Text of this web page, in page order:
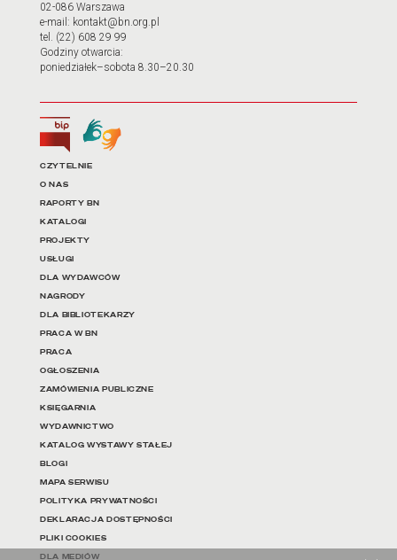
02-086 Warszawa
e-mail: kontakt@bn.org.pl
tel. (22) 608 29 99
Godziny otwarcia:
poniedziałek–sobota 8.30–20.30
Biuletyn Informacji Publicznej
Tłumacz języka migowego
Linki do najważniejszych
CZYTELNIE
O NAS
RAPORTY BN
KATALOGI
PROJEKTY
USŁUGI
DLA WYDAWCÓW
NAGRODY
DLA BIBLIOTEKARZY
PRACA W BN
PRACA
OGŁOSZENIA
ZAMÓWIENIA PUBLICZNE
KSIĘGARNIA
WYDAWNICTWO
KATALOG WYSTAWY STAŁEJ
BLOGI
MAPA SERWISU
POLITYKA PRYWATNOŚCI
DEKLARACJA DOSTĘPNOŚCI
PLIKI COOKIES
DLA MEDIÓW